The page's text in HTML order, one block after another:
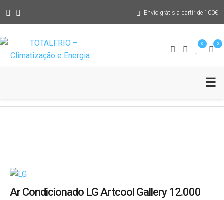
Envio grátis a partir de 100€
0 0
☰
Assistência Técnica
Blog
Ar Condicionado LG Artcool Gallery 12.000